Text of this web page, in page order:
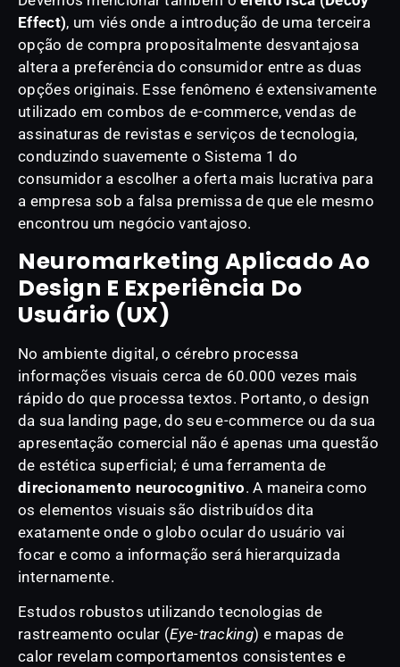
Effect), um viés onde a introdução de uma terceira
opção de compra propositalmente desvantajosa
altera a preferência do consumidor entre as duas
opções originais. Esse fenômeno é extensivamente
utilizado em combos de e-commerce, vendas de
assinaturas de revistas e serviços de tecnologia,
conduzindo suavemente o Sistema 1 do
consumidor a escolher a oferta mais lucrativa para
a empresa sob a falsa premissa de que ele mesmo
encontrou um negócio vantajoso.
Neuromarketing Aplicado Ao
Design E Experiência Do
Usuário (UX)
No ambiente digital, o cérebro processa
informações visuais cerca de 60.000 vezes mais
rápido do que processa textos. Portanto, o design
da sua landing page, do seu e-commerce ou da sua
apresentação comercial não é apenas uma questão
de estética superficial; é uma ferramenta de
direcionamento neurocognitivo. A maneira como
os elementos visuais são distribuídos dita
exatamente onde o globo ocular do usuário vai
focar e como a informação será hierarquizada
internamente.
Estudos robustos utilizando tecnologias de
rastreamento ocular (Eye-tracking) e mapas de
calor revelam comportamentos consistentes e